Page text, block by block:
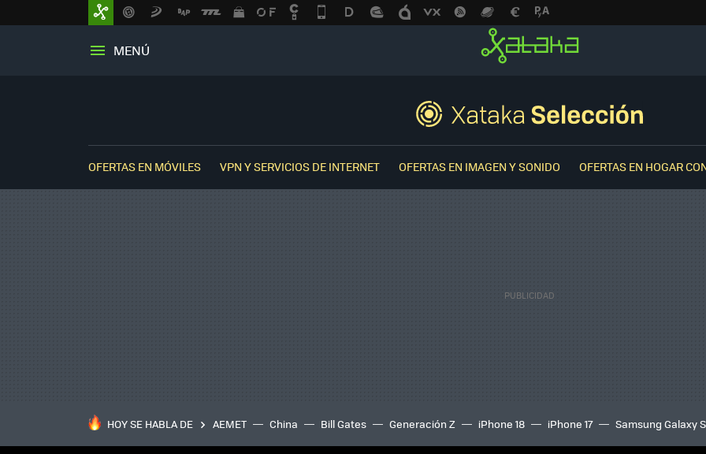
MENÚ
OFERTAS EN MÓVILES VPN Y SERVICIOS DE INTERNET OFERTAS EN IMAGEN Y SONIDO OFERTAS EN HOGAR
HOY SE HABLA DE AEMET China Bill Gates Generación Z iPhone 18 iPhone 17 Samsung Galaxy